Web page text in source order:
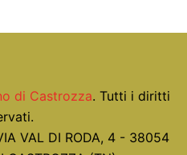
di Castrozza. Tutti i diritti
VAL DI RODA, 4 - 38054